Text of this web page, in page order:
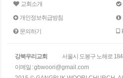
교회소개
개인정보취급방침
문의하기
강북우리교회 서울시 도봉구 노해로
이메일 :gbwoori@gmail.com